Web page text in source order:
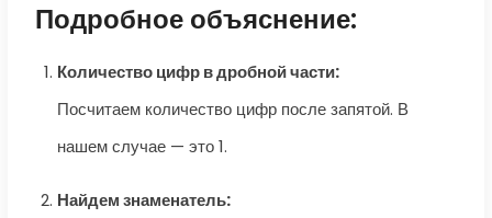
Подробное объяснение:
Количество цифр в дробной части:
Посчитаем количество цифр после запятой. В
нашем случае — это 1.
Найдем знаменатель: